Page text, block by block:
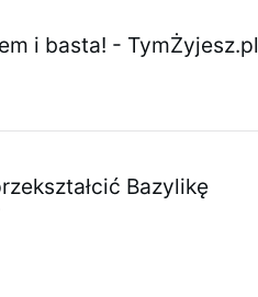
i basta! - TymŻyjesz.pl
Bazylikę